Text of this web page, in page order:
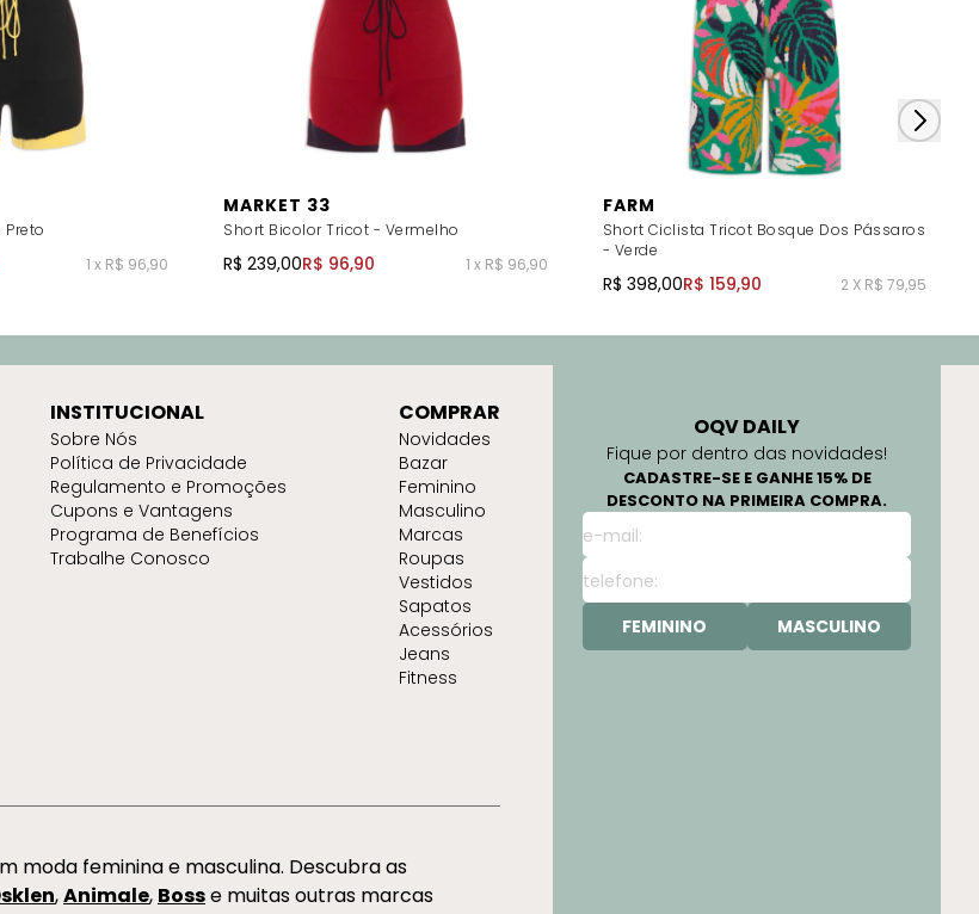
1 x R$ 96,90
MARKET 33
Short Bicolor Tricot - Vermelho
R$ 239,00R$ 96,90 1 x R$ 96,90
FARM
Short Ciclista Tricot Bosque Dos Pássaros
- Verde
R$ 398,00R$ 159,90 2 X R$ 79,95
OQV DAILY
Fique por dentro das novidades!
CADASTRE-SE E GANHE 15% DE
DESCONTO NA PRIMEIRA COMPRA.
FEMININO MASCULINO
INSTITUCIONAL
Sobre Nós
Política de Privacidade
Regulamento e Promoções
Cupons e Vantagens
Programa de Benefícios
Trabalhe Conosco
COMPRAR
Novidades
Bazar
Feminino
Masculino
Marcas
Roupas
Vestidos
Sapatos
Acessórios
Jeans
Fitness
moda feminina e masculina. Descubra as
,Animale, Bosse muitas outras marcas